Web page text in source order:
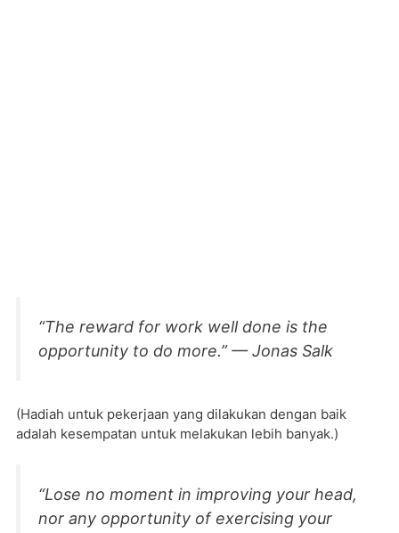
“The reward for work well done is the
opportunity to do more.” — Jonas Salk
(Hadiah untuk pekerjaan yang dilakukan dengan baik
adalah kesempatan untuk melakukan lebih banyak.)
“Lose no moment in improving your head,
nor any opportunity of exercising your